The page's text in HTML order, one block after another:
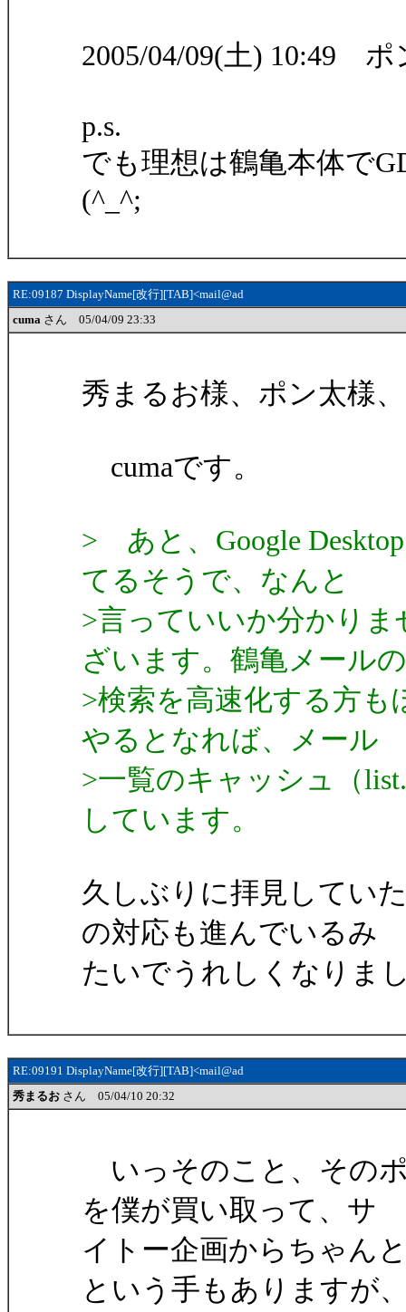
2005/04/09(土) 10:49 ポ
p.s.
でも理想は鶴亀本体で
(^_^;
RE:09187 DisplayName[改行][TAB]<mail@ad
cuma さん 05/04/09 23:33
秀まるお様、ポン太様
cumaです。
> あと、Google
てるそうで、なんと
>言っていいか分かり
ざいます。鶴亀メールの
>検索を高速化する方
やるとなれば、メール
>一覧のキャッシュ（
しています。
久しぶりに拝見してい
の対応も進んでいるみ
たいでうれしくなりま
RE:09191 DisplayName[改行][TAB]<mail@ad
秀まるお さん 05/04/10 20:32
いっそのこと、その
を僕が買い取って、サ
イトー企画からちゃん
という手もありますが